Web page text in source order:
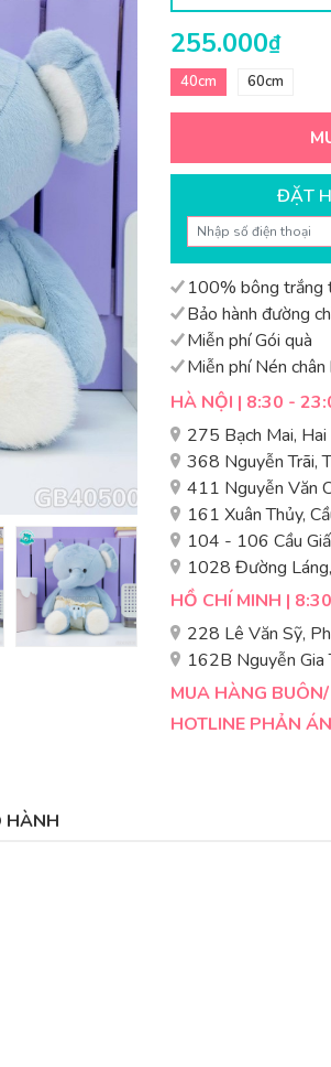
255.000₫
40cm 60cm
ĐẶT
100% bông trắng
Bảo hành đường
Miễn phí Gói quà
Miễn phí Nén
HÀ NỘI | 8:30 -
275 Bạch Mai,
368 Nguyễn Trãi,
411 Nguyễn Văn
161 Xuân Thủy,
104 - 106 Cầu
1028 Đường
HỒ CHÍ MINH |
228 Lê Văn Sỹ,
162B Nguyễn
MUA HÀNG
HOTLINE PHẢN
HÀNH